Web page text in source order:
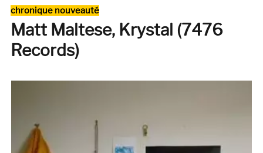
Catégories
chronique nouveauté
Matt Maltese, Krystal (7476
Records)